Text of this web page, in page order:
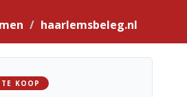
a
t
haarlemsbeleg.nl
TE KOOP